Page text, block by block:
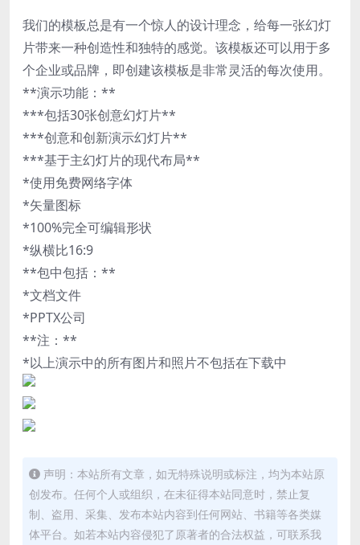
我们的模板总是有一个惊人的设计理念，给每一张幻灯
片带来一种创造性和独特的感觉。该模板还可以用于多
个企业或品牌，即创建该模板是非常灵活的每次使用。
**演示功能：**
***包括30张创意幻灯片**
***创意和创新演示幻灯片**
***基于主幻灯片的现代布局**
*使用免费网络字体
*矢量图标
*100%完全可编辑形状
*纵横比16:9
**包中包括：**
*文档文件
*PPTX公司
**注：**
*以上演示中的所有图片和照片不包括在下载中
声明：本站所有文章，如无特殊说明或标注，均为本站原
创发布。任何个人或组织，在未征得本站同意时，禁止复
制、盗用、采集、发布本站内容到任何网站、书籍等各类媒
体平台。如若本站内容侵犯了原著者的合法权益，可联系我